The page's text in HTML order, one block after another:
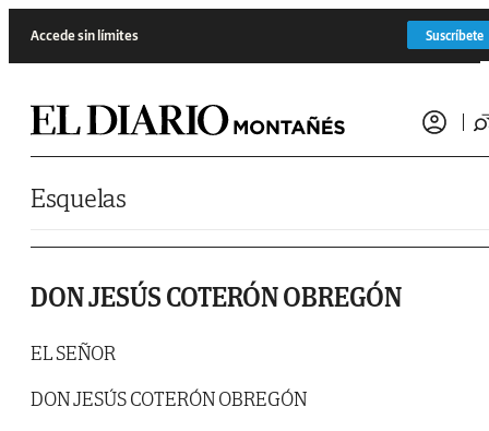
Accede sin límites Suscríbete
Esquelas
DON JESÚS COTERÓN OBREGÓN
EL SEÑOR
DON JESÚS COTERÓN OBREGÓN